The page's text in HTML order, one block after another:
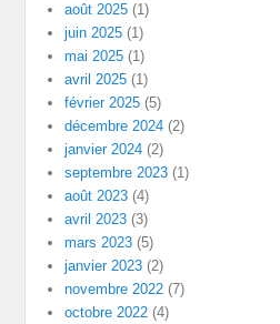
août 2025 (1)
juin 2025 (1)
mai 2025 (1)
avril 2025 (1)
février 2025 (5)
décembre 2024 (2)
janvier 2024 (2)
septembre 2023 (1)
août 2023 (4)
avril 2023 (3)
mars 2023 (5)
janvier 2023 (2)
novembre 2022 (7)
octobre 2022 (4)